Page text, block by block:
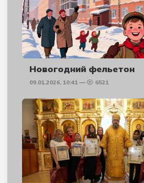
Новогодний фельетон
09.01.2026, 10:41 6521